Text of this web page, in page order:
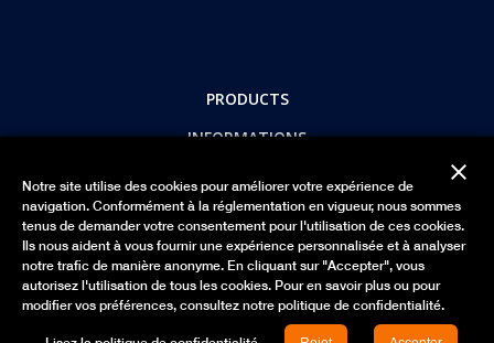
PRODUCTS
INFORMATIONS
LUTECITY
PAYEZ EN TOUTE SÉCURITÉ
Mettre à jour vos préférence de Cookie
close
Notre site utilise des cookies pour améliorer votre expérience de
navigation. Conformément à la réglementation en vigueur, nous sommes
tenus de demander votre consentement pour l'utilisation de ces cookies.
Ils nous aident à vous fournir une expérience personnalisée et à analyser
notre trafic de manière anonyme. En cliquant sur "Accepter", vous
autorisez l'utilisation de tous les cookies. Pour en savoir plus ou pour
modifier vos préférences, consultez notre politique de confidentialité.